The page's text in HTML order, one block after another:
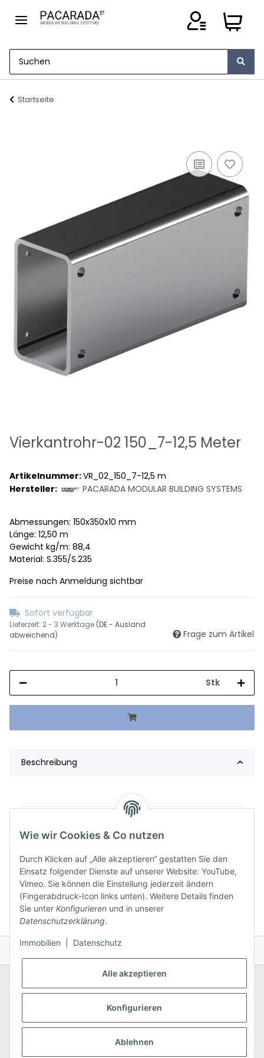
Startseite
Vierkantrohr-02 150_7-12,5 Meter
Artikelnummer:VR_02_150_7-12,5 m
Hersteller:
PACARADA MODULAR BUILDING SYSTEMS
Abmessungen: 150x350x10 mm
Länge: 12,50 m
Gewicht kg/m: 88,4
Material: S.355/S.235
Preise nach Anmeldung sichtbar
Sofort verfügbar
Lieferzeit: 2 - 3 Werktage (DE - Ausland
abweichend)
Frage zum Artikel
Stk
Beschreibung
1.105,00
Wie wir Cookies & Co nutzen
Durch Klicken auf „Alle akzeptieren“ gestatten Sie den
Einsatz folgender Dienste auf unserer Website: YouTube,
Vimeo. Sie können die Einstellung jederzeit ändern
(Fingerabdruck-Icon links unten). Weitere Details finden
Sie unter Konfigurieren und in unserer
Datenschutzerklärung.
Immobilien Datenschutz
Alle akzeptieren
Konfigurieren
Ablehnen